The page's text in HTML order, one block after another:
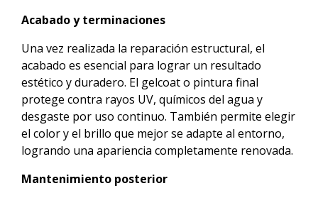
Acabado y terminaciones
Una vez realizada la reparación estructural, el
acabado es esencial para lograr un resultado
estético y duradero. El gelcoat o pintura final
protege contra rayos UV, químicos del agua y
desgaste por uso continuo. También permite elegir
el color y el brillo que mejor se adapte al entorno,
logrando una apariencia completamente renovada.
Mantenimiento posterior